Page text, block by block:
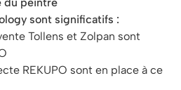
sont significatifs :
Tollens et Zolpan sont
REKUPO sont en place à ce